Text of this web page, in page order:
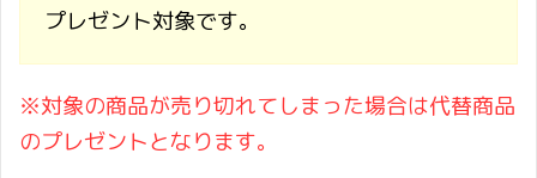
プレゼント対象です。
※対象の商品が売り切れてしまった場合は代替商品
のプレゼントとなります。